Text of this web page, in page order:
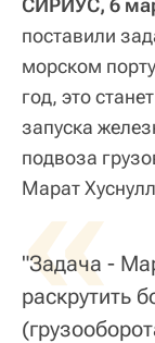
поставили
морском
год, это
запуска
подвоза
Марат
«
"Задача -
раскрутить